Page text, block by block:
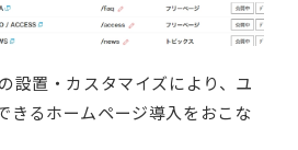
設置・カスタマイズにより、ユ
きるホームページ導入をおこな